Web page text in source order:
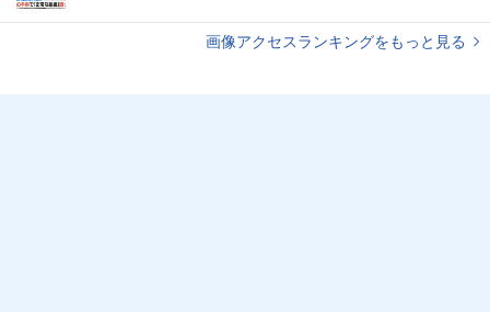
画像アクセスランキングをもっと見る